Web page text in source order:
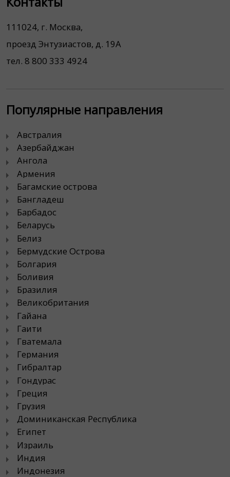
111024, г. Москва,
проезд Энтузиастов, д. 19А
тел. 8 800 333 4924
Популярные направления
Австралия
Азербайджан
Ангола
Армения
Багамские острова
Бангладеш
Барбадос
Беларусь
Белиз
Бермудские Острова
Болгария
Боливия
Бразилия
Великобритания
Гайана
Гаити
Гватемала
Германия
Гибралтар
Гондурас
Греция
Грузия
Доминиканская Республика
Египет
Израиль
Индия
Индонезия